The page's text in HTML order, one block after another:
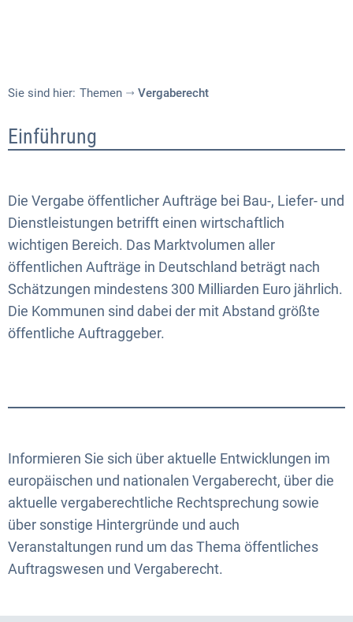
Sie sind hier: Themen Vergaberecht
Vergaberecht
Einführung
Die Vergabe öffentlicher Aufträge bei Bau-, Liefer- und
Dienstleistungen betrifft einen wirtschaftlich
wichtigen Bereich. Das Marktvolumen aller
öffentlichen Aufträge in Deutschland beträgt nach
Schätzungen mindestens 300 Milliarden Euro jährlich.
Die Kommunen sind dabei der mit Abstand größte
öffentliche Auftraggeber.
Informieren Sie sich über aktuelle Entwicklungen im
europäischen und nationalen Vergaberecht, über die
aktuelle vergaberechtliche Rechtsprechung sowie
über sonstige Hintergründe und auch
Veranstaltungen rund um das Thema öffentliches
Auftragswesen und Vergaberecht.